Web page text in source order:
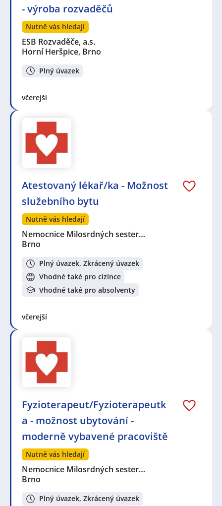
- výroba rozvaděčů
Nutně vás hledají
ESB Rozvaděče, a.s.
Horní Heršpice, Brno
Plný úvazek
včerejší
Atestovaný lékař/ka - Možnost
služebního bytu
Nutně vás hledají
Nemocnice Milosrdných sester…
Brno
Plný úvazek, Zkrácený úvazek
Vhodné také pro cizince
Vhodné také pro absolventy
včerejší
Fyzioterapeut/Fyzioterapeutk
a - možnost ubytování -
moderně vybavené pracoviště
Nutně vás hledají
Nemocnice Milosrdných sester…
Brno
Plný úvazek, Zkrácený úvazek